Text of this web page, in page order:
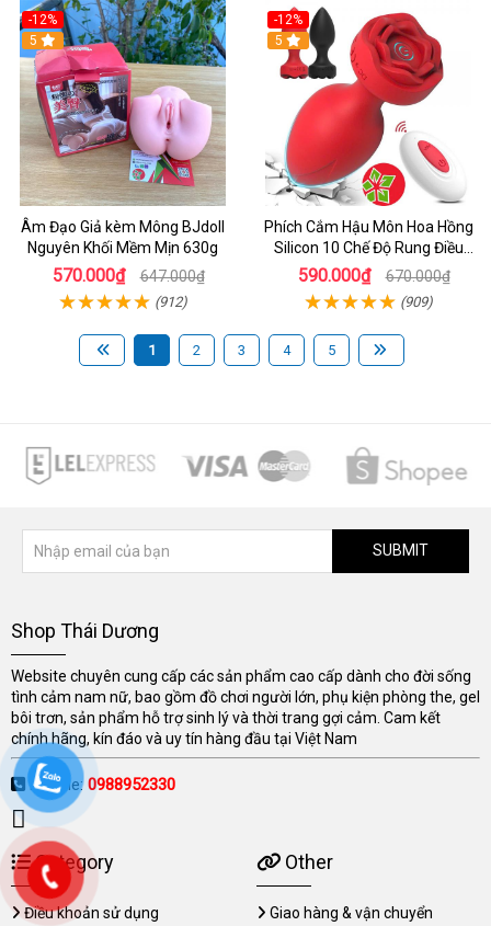
-12%
5
Âm Đạo Giả kèm Mông BJdoll
Nguyên Khối Mềm Mịn 630g
570.000₫ 647.000₫
(912)
-12%
5
Phích Cắm Hậu Môn Hoa Hồng
Silicon 10 Chế Độ Rung Điều
Khiển Từ Xa
590.000₫ 670.000₫
(909)
1 2 3 4 5
SUBMIT
Shop Thái Dương
Website chuyên cung cấp các sản phẩm cao cấp dành cho đời sống
tình cảm nam nữ, bao gồm đồ chơi người lớn, phụ kiện phòng the, gel
bôi trơn, sản phẩm hỗ trợ sinh lý và thời trang gợi cảm. Cam kết
chính hãng, kín đáo và uy tín hàng đầu tại Việt Nam
Hotline:0988952330
Category
Điều khoản sử dụng
Other
Giao hàng & vận chuyển